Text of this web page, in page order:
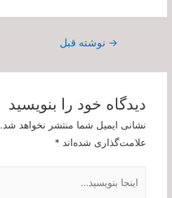
راهبری
→ نوشته قبل
دیدگاه‌ خود را بنویسید
نشانی ایمیل شما منتشر نخواهد شد.
علامت‌گذاری شده‌اند *
بنویسید…